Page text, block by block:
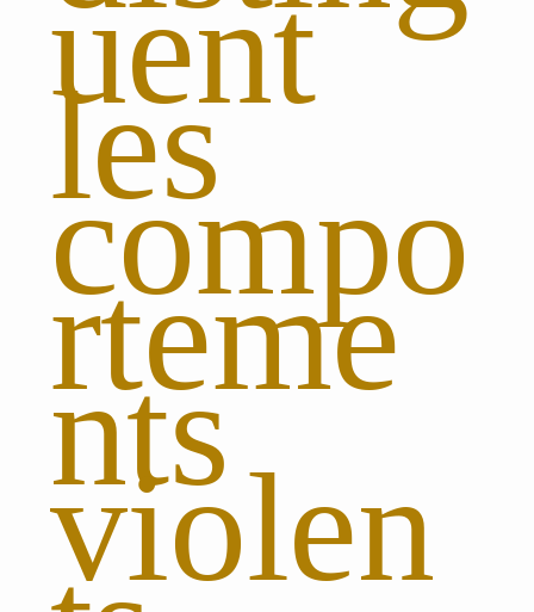
uent
les
compo
rteme
nts
violen